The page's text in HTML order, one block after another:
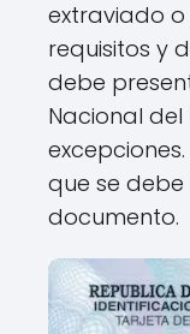
extraviado
requisitos y
debe
Nacional del
que se
documento.